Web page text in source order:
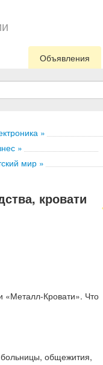
Объявления
»
»
мир »
кровати
«Металл-Кровати». Что
общежития,